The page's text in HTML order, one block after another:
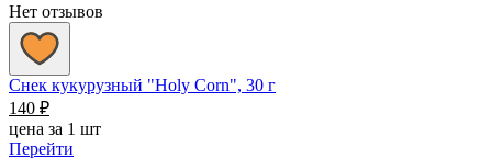
Нет отзывов
Снек кукурузный "Holy Corn", 30 г
140 ₽
цена за 1 шт
Перейти